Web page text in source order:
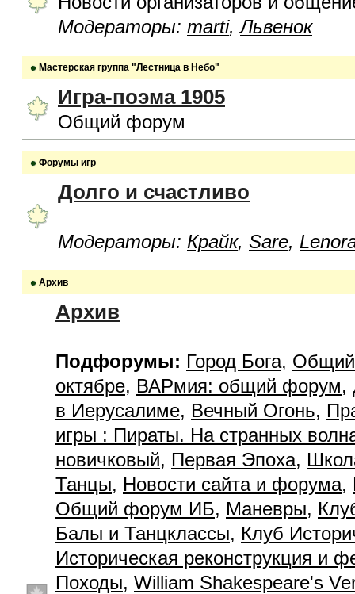
Модераторы: marti,Львенок
Мастерская группа "Лестница в Небо"
Игра-поэма 1905
Общий форум
Форумы игр
Долго и счастливо
Модераторы: Крайк, Sare,
Архив
Архив
Подфорумы: Город Бога,
октябре, ВАРмия: общий форум,
в Иерусалиме, Вечный Огонь,
игры : Пираты. На странных
новичковый, Первая Эпоха,
Танцы, Новости сайта и форума,
Общий форум ИБ, Маневры,
Балы и Танцклассы, Клуб
Историческая реконструкция и
Походы, William Shakespeare's